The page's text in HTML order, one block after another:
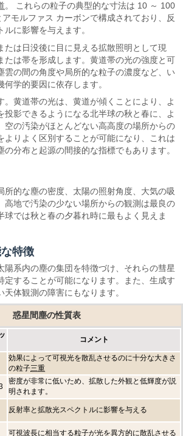
。 これらの粒子の典型的な寸法は 10 ～ 100
モルファス カーボンで構成されており、反
に影響を与えます。
たは日没後に目に見える拡散照明として現
たは帯を形成します。黄道帯の光の強度と可
雲の間の角度や局所的な粒子の濃度など、い
何学的要因に依存します。
。黄道帯の光は、黄道が傾くことにより、よ
投影できるようになる北半球の秋と春に、よ
空の汚染がほとんどない高高度の場所からの
よりよく区別することが可能になり、これは
分布と起源の間接的な指標でもあります。
所的な塵の密度、太陽の照射角度、大気の吸
高地で汚染の少ない場所からの観測は最良の
球では秋と春の夕暮れ時に最もよく見えま
特徴
陽系内の塵の集団を特徴づけ、それらの彗星
定することが可能になります。また、生成す
体観測の障害にもなります。
惑星間塵の性質表
コメント
効果によって可視光を散乱させるのに十分な大きさ
の粒子三重
密度が非常に低いため、拡散した外観と低輝度が説
明されます。
反射率と拡散光スペクトルに影響を与える
可視波長に相当する粒子が光を異方的に散乱させる